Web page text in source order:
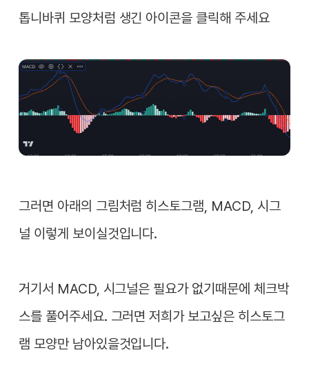
톱니바퀴 모양처럼 생긴 아이콘을 클릭해 주세요
그러면 아래의 그림처럼 히스토그램, MACD, 시그
널 이렇게 보이실것입니다.
거기서 MACD, 시그널은 필요가 없기때문에 체크박
스를 풀어주세요. 그러면 저희가 보고싶은 히스토그
램 모양만 남아있을것입니다.